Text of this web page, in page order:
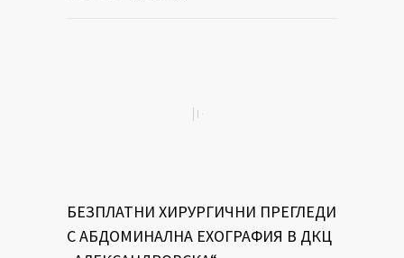
БЕЗПЛАТНИ ХИРУРГИЧНИ ПРЕГЛЕДИ
С АБДОМИНАЛНА ЕХОГРАФИЯ В ДКЦ